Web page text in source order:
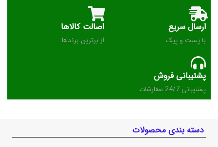
ارسال سریع
با پست و پیک
اصالت کالاها
از برترین برندها
پشتیبانی فروش
پشتیبانی 24/7 سفارشات
دسته بندی محصولات